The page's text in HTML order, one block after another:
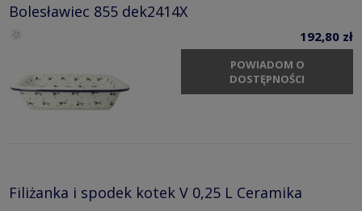
Bolesławiec 855 dek2414X
192,80 zł
POWIADOM O
DOSTĘPNOŚCI
Filiżanka i spodek kotek V 0,25 L Ceramika